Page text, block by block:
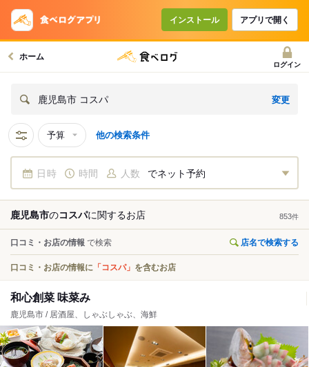
インストール アプリで開く
ホーム
ログイン
鹿児島市 コスパ 変更
予算 他の検索条件
日時 時間 人数 でネット予約
鹿児島市のコスパに関するお店 853件
口コミ・お店の情報 で検索 店名で検索する
口コミ・お店の情報に 「コスパ」 を含むお店
和心創菜 味菜み
鹿児島市 / 居酒屋、しゃぶしゃぶ、海鮮